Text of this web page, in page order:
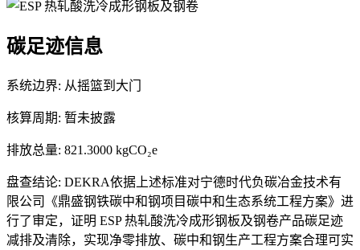
碳足迹信息
系统边界: 从摇篮到大门
核算周期: 暂未披露
排放总量: 821.3000 kgCO₂e
盘查结论: DEKRA依据上述标准对宁德时代负碳冶金技术有
限公司《鼎盛钢铁碳中和钢项目碳中和生态系统工程方案》进
行了审定，证明 ESP 热轧酸洗冷成形钢板及钢卷产品碳足迹
减排及清除，实现净零排放、碳中和钢生产工程方案合理可实